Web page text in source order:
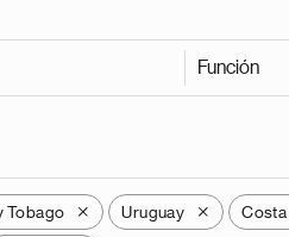
Función
Tobago X Uruguay X Costa